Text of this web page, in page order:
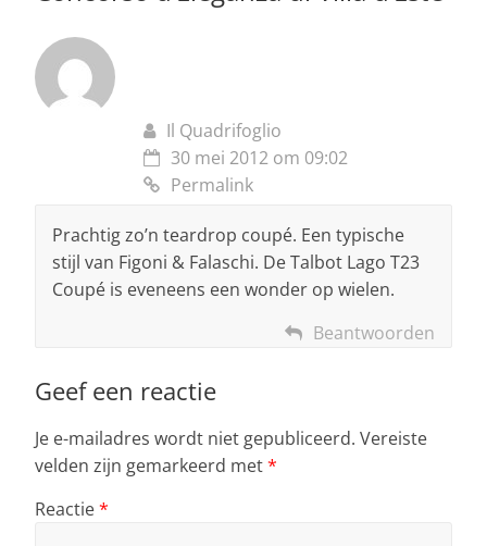
Il Quadrifoglio
30 mei 2012 om 09:02
Permalink
Prachtig zo’n teardrop coupé. Een typische
stijl van Figoni & Falaschi. De Talbot Lago T23
Coupé is eveneens een wonder op wielen.
Beantwoorden
Geef een reactie
Je e-mailadres wordt niet gepubliceerd. Vereiste
velden zijn gemarkeerd met*
Reactie*